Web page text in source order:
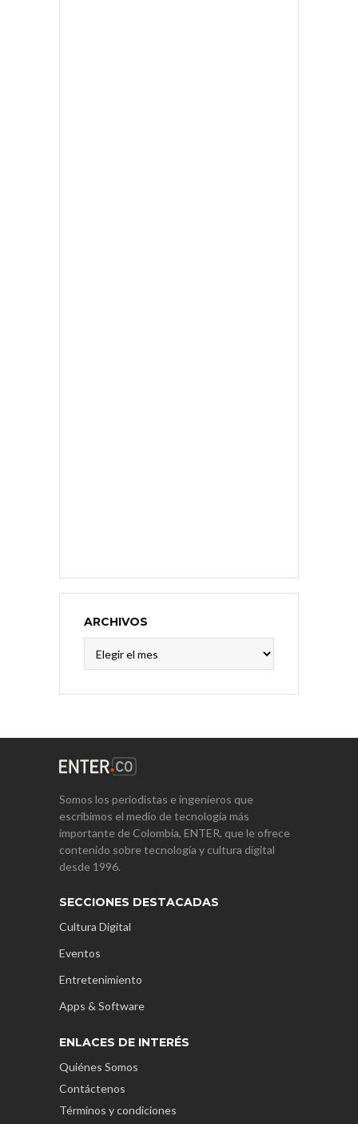
ARCHIVOS
Somos los periodistas e ingenieros que
escribimos el medio de tecnología más
importante de Colombia, ENTER, que le ofrece
contenido sobre tecnología y cultura digital
desde 1996.
SECCIONES DESTACADAS
Cultura Digital
Eventos
Entretenimiento
Apps & Software
ENLACES DE INTERÉS
Quiénes Somos
Contáctenos
Términos y condiciones